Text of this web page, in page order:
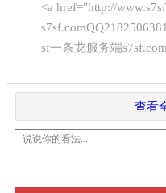
<a href="http://
sf一条龙服务端
查看